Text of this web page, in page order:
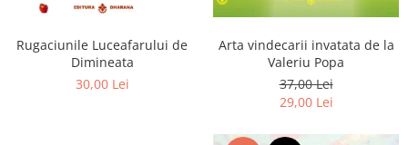
Rugaciunile Luceafarului de
Dimineata
30,00 Lei
Arta vindecarii invatata de la
Valeriu Popa
37,00 Lei
29,00 Lei